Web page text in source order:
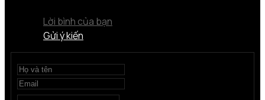
Lời bình của bạn
Gửi ý kiến